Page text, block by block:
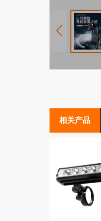
家居照明
商业照明
相关产品